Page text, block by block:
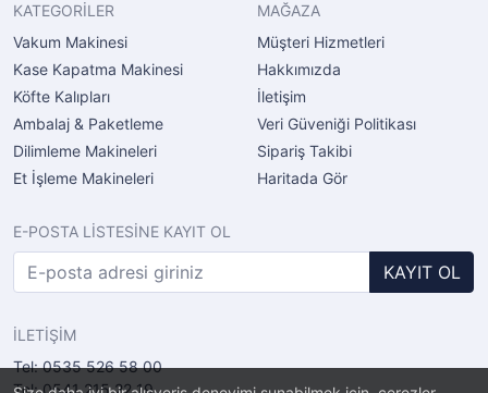
KATEGORİLER
Vakum Makinesi
Kase Kapatma Makinesi
Köfte Kalıpları
Ambalaj & Paketleme
Dilimleme Makineleri
Et İşleme Makineleri
MAĞAZA
Müşteri Hizmetleri
Hakkımızda
İletişim
Veri Güveniği Politikası
Sipariş Takibi
Haritada Gör
E-POSTA LİSTESİNE KAYIT OL
KAYIT OL
İLETİŞİM
Tel: 0535 526 58 00
Tel: 0541 215 22 19